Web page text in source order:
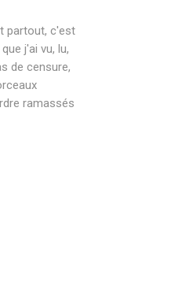
partout, c'est
j'ai vu, lu,
de censure,
ramassés